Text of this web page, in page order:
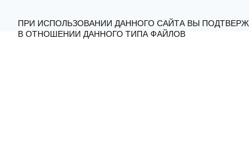
ПРИ ИСПОЛЬЗОВАНИИ ДАННОГО САЙТА ВЫ
В ОТНОШЕНИИ ДАННОГО ТИПА ФАЙЛОВ